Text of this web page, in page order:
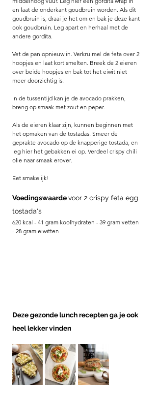
en laat de onderkant goudbruin worden. Als dit
goudbruin is, draai je het om en bak je deze kant
ook goudbruin. Leg apart en herhaal met de
andere gordita.
Vet de pan opnieuw in. Verkruimel de feta over 2
hoopjes en laat kort smelten. Breek de 2 eieren
over beide hoopjes en bak tot het eiwit niet
meer doorzichtig is.
In de tussentijd kan je de avocado prakken,
breng op smaak met zout en peper.
Als de eieren klaar zijn, kunnen beginnen met
het opmaken van de tostadas. Smeer de
geprakte avocado op de knapperige tostada, en
leg hier het gebakken ei op. Verdeel crispy chili
olie naar smaak erover.
Eet smakelijk!
Voedingswaarde voor 2 crispy feta egg
tostada's
620 kcal - 41 gram koolhydraten - 39 gram vetten
- 28 gram eiwitten
Deze gezonde lunch recepten ga je ook
heel lekker vinden